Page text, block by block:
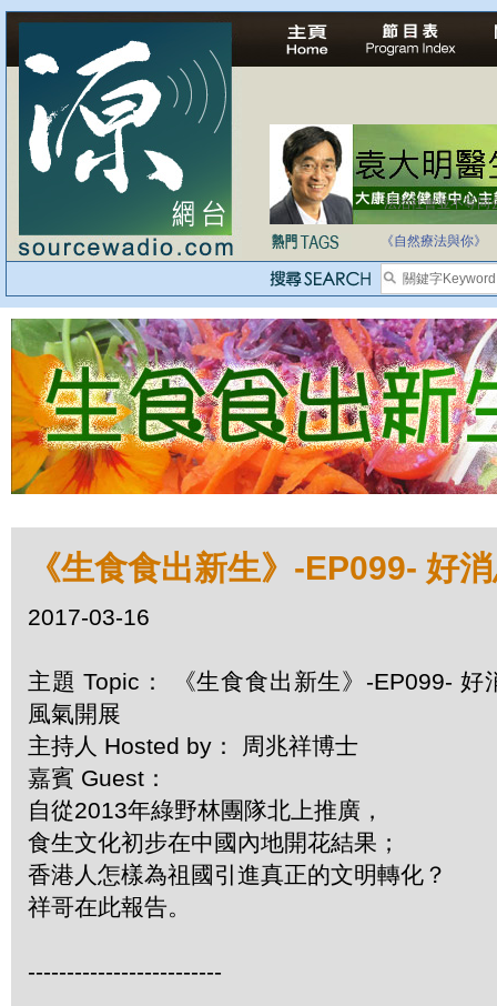
法治社會並不等同
自家教育合法化-
《自然療法與你》
《生食食出新生》-EP099- 好
2017-03-16
主題 Topic： 《生食食出新生》-EP099- 好
風氣開展
主持人 Hosted by： 周兆祥博士
嘉賓 Guest：
自從2013年綠野林團隊北上推廣，
食生文化初步在中國內地開花結果；
香港人怎樣為祖國引進真正的文明轉化？
祥哥在此報告。
-------------------------